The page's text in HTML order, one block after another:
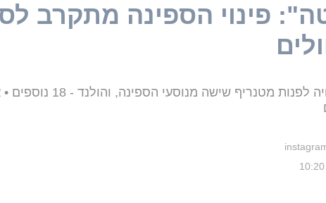
פינוי הספינה מתקרב
שר הבריאות הספרדי הודיע כי